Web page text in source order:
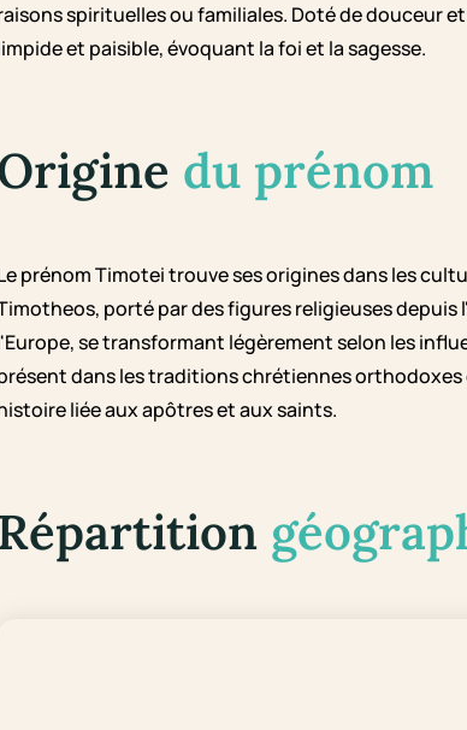
spirituelles ou familiales. Doté de douceur
et paisible, évoquant la foi et la sagesse.
du prénom
prénom Timotei trouve ses origines dans les
porté par des figures religieuses depuis
se transformant légèrement selon les
dans les traditions chrétiennes
liée aux apôtres et aux saints.
Répartition